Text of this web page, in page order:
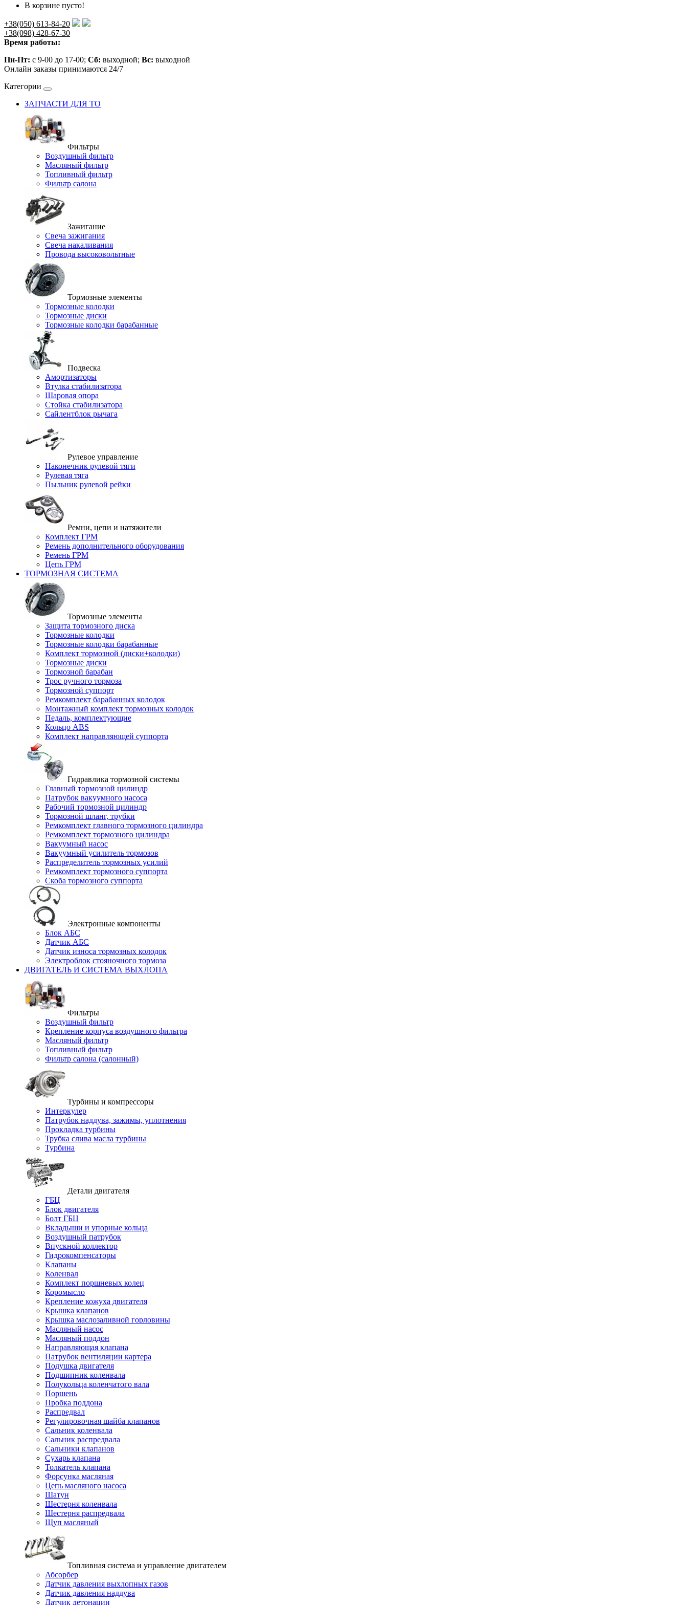
В корзине пусто!
+38(050) 613-84-20
+38(098) 428-67-30
Время работы:
Пн-Пт: с 9-00 до 17-00; Сб: выходной; Вс: выходной
Онлайн заказы принимаются 24/7
Категории
ЗАПЧАСТИ ДЛЯ ТО
Фильтры
Воздушный фильтр
Масляный фильтр
Топливный фильтр
Фильтр салона
Зажигание
Свеча зажигания
Свеча накаливания
Провода высоковольтные
Тормозные элементы
Тормозные колодки
Тормозные диски
Тормозные колодки барабанные
Подвеска
Амортизаторы
Втулка стабилизатора
Шаровая опора
Стойка стабилизатора
Сайлентблок рычага
Рулевое управление
Наконечник рулевой тяги
Рулевая тяга
Пыльник рулевой рейки
Ремни, цепи и натяжители
Комплект ГРМ
Ремень дополнительного оборудования
Ремень ГРМ
Цепь ГРМ
ТОРМОЗНАЯ СИСТЕМА
Тормозные элементы
Защита тормозного диска
Тормозные колодки
Тормозные колодки барабанные
Комплект тормозной (диски+колодки)
Тормозные диски
Тормозной барабан
Трос ручного тормоза
Тормозной суппорт
Ремкомплект барабанных колодок
Монтажный комплект тормозных колодок
Педаль, комплектующие
Кольцо ABS
Комплект направляющей суппорта
Гидравлика тормозной системы
Главный тормозной цилиндр
Патрубок вакуумного насоса
Рабочий тормозной цилиндр
Тормозной шланг, трубки
Ремкомплект главного тормозного цилиндра
Ремкомплект тормозного цилиндра
Вакуумный насос
Вакуумный усилитель тормозов
Распределитель тормозных усилий
Ремкомплект тормозного суппорта
Скоба тормозного суппорта
Электронные компоненты
Блок АБС
Датчик АБС
Датчик износа тормозных колодок
Электроблок стояночного тормоза
ДВИГАТЕЛЬ И СИСТЕМА ВЫХЛОПА
Фильтры
Воздушный фильтр
Крепление корпуса воздушного фильтра
Масляный фильтр
Топливный фильтр
Фильтр салона (салонный)
Турбины и компрессоры
Интеркулер
Патрубок наддува, зажимы, уплотнения
Прокладка турбины
Трубка слива масла турбины
Турбина
Детали двигателя
ГБЦ
Блок двигателя
Болт ГБЦ
Вкладыши и упорные кольца
Воздушный патрубок
Впускной коллектор
Гидрокомпенсаторы
Клапаны
Коленвал
Комплект поршневых колец
Коромысло
Крепление кожуха двигателя
Крышка клапанов
Крышка маслозаливной горловины
Масляный насос
Масляный поддон
Направляющая клапана
Патрубок вентиляции картера
Подушка двигателя
Подшипник коленвала
Полукольца коленчатого вала
Поршень
Пробка поддона
Распредвал
Регулировочная шайба клапанов
Сальник коленвала
Сальник распредвала
Сальники клапанов
Сухарь клапана
Толкатель клапана
Форсунка масляная
Цепь масляного насоса
Шатун
Шестерня коленвала
Шестерня распредвала
Щуп масляный
Топливная система и управление двигателем
Абсорбер
Датчик давления выхлопных газов
Датчик давления наддува
Датчик детонации